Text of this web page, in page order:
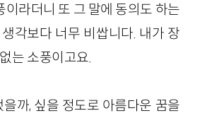
이라더니 또 그 말에 동의도 하는
각보다 너무 비쌉니다. 내가 장
는 소풍이고요.
까, 싶을 정도로 아름다운 꿈을